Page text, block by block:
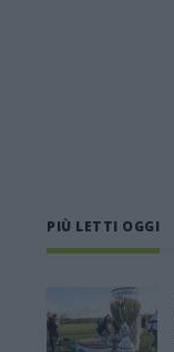
PIÙ LETTI OGGI